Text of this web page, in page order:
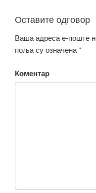
Оставите одговор
Ваша адреса е-поште
поља су означена*
Коментар